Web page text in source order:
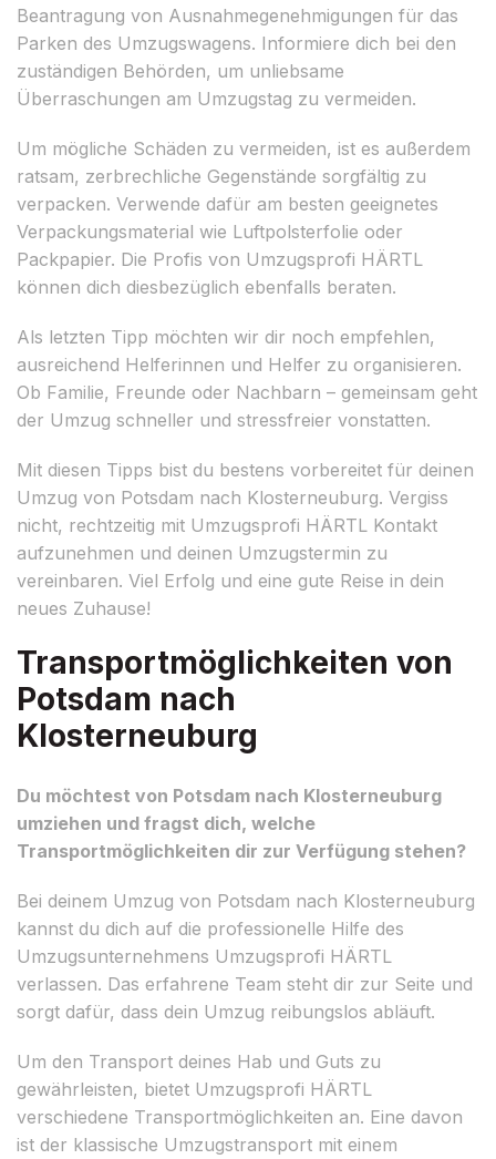
Beantragung von Ausnahmegenehmigungen für das
Parken des Umzugswagens. Informiere dich bei den
zuständigen Behörden, um unliebsame
Überraschungen am Umzugstag zu vermeiden.
Um mögliche Schäden zu vermeiden, ist es außerdem
ratsam, zerbrechliche Gegenstände sorgfältig zu
verpacken. Verwende dafür am besten geeignetes
Verpackungsmaterial wie Luftpolsterfolie oder
Packpapier. Die Profis von Umzugsprofi HÄRTL
können dich diesbezüglich ebenfalls beraten.
Als letzten Tipp möchten wir dir noch empfehlen,
ausreichend Helferinnen und Helfer zu organisieren.
Ob Familie, Freunde oder Nachbarn – gemeinsam geht
der Umzug schneller und stressfreier vonstatten.
Mit diesen Tipps bist du bestens vorbereitet für deinen
Umzug von Potsdam nach Klosterneuburg. Vergiss
nicht, rechtzeitig mit Umzugsprofi HÄRTL Kontakt
aufzunehmen und deinen Umzugstermin zu
vereinbaren. Viel Erfolg und eine gute Reise in dein
neues Zuhause!
Transportmöglichkeiten von
Potsdam nach
Klosterneuburg
Du möchtest von Potsdam nach Klosterneuburg
umziehen und fragst dich, welche
Transportmöglichkeiten dir zur Verfügung stehen?
Bei deinem Umzug von Potsdam nach Klosterneuburg
kannst du dich auf die professionelle Hilfe des
Umzugsunternehmens Umzugsprofi HÄRTL
verlassen. Das erfahrene Team steht dir zur Seite und
sorgt dafür, dass dein Umzug reibungslos abläuft.
Um den Transport deines Hab und Guts zu
gewährleisten, bietet Umzugsprofi HÄRTL
verschiedene Transportmöglichkeiten an. Eine davon
ist der klassische Umzugstransport mit einem